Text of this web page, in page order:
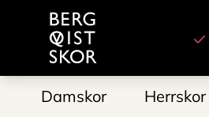
Till startsidan
Damskor Herrskor